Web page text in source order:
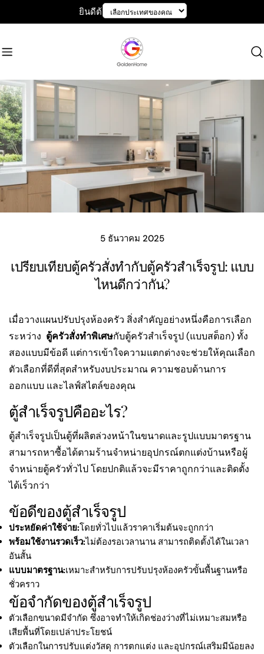
ไป
เนื้อหา
ยินดีต้อนรับสู่ GoldenHome
5 ธันวาคม 2025
เปรียบเทียบตู้ครัวสั่งทำกับตู้ครัวสำเร็จรูป: แบบ
ไหนดีกว่ากัน?
เมื่อวางแผนปรับปรุงห้องครัว สิ่งสำคัญอย่างหนึ่งคือการเลือก
ระหว่าง ตู้ครัวสั่งทำพิเศษกับตู้ครัวสำเร็จรูป (แบบสต็อก) ทั้ง
สองแบบมีข้อดี แต่การเข้าใจความแตกต่างจะช่วยให้คุณเลือก
ตัวเลือกที่ดีที่สุดสำหรับงบประมาณ ความชอบด้านการ
ออกแบบ และไลฟ์สไตล์ของคุณ
ตู้สำเร็จรูปคืออะไร?
ตู้สำเร็จรูปเป็นตู้ที่ผลิตล่วงหน้าในขนาดและรูปแบบมาตรฐาน
สามารถหาซื้อได้ตามร้านจำหน่ายอุปกรณ์ตกแต่งบ้านหรือผู้
จำหน่ายตู้ครัวทั่วไป โดยปกติแล้วจะมีราคาถูกกว่าและติดตั้ง
ได้เร็วกว่า
ข้อดีของตู้สำเร็จรูป
ประหยัดค่าใช้จ่าย:โดยทั่วไปแล้วราคาเริ่มต้นจะถูกกว่า
พร้อมใช้งานรวดเร็ว:ไม่ต้องรอเวลานาน สามารถติดตั้งได้ในเวลา
อันสั้น
แบบมาตรฐาน:เหมาะสำหรับการปรับปรุงห้องครัวขั้นพื้นฐานหรือ
ชั่วคราว
ข้อจำกัดของตู้สำเร็จรูป
ตัวเลือกขนาดมีจำกัด ซึ่งอาจทำให้เกิดช่องว่างที่ไม่เหมาะสมหรือ
เสียพื้นที่โดยเปล่าประโยชน์
ตัวเลือกในการปรับแต่งวัสดุ การตกแต่ง และอุปกรณ์เสริมมีน้อยลง